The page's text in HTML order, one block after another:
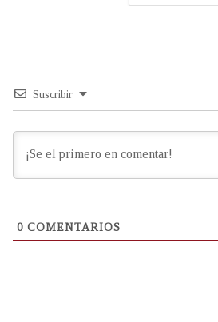
Suscribir
0 COMENTARIOS